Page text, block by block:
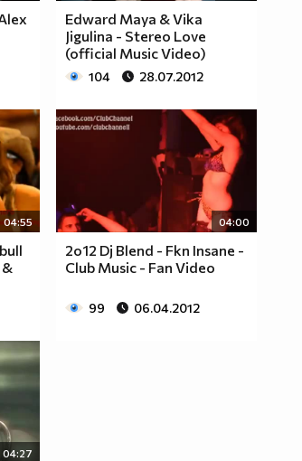
Edward Maya & Vika
Jigulina - Stereo Love
(official Music Video)
104 28.07.2012
04:55
&
04:00
2o12 Dj Blend - Fkn Insane -
Club Music - Fan Video
99 06.04.2012
04:27